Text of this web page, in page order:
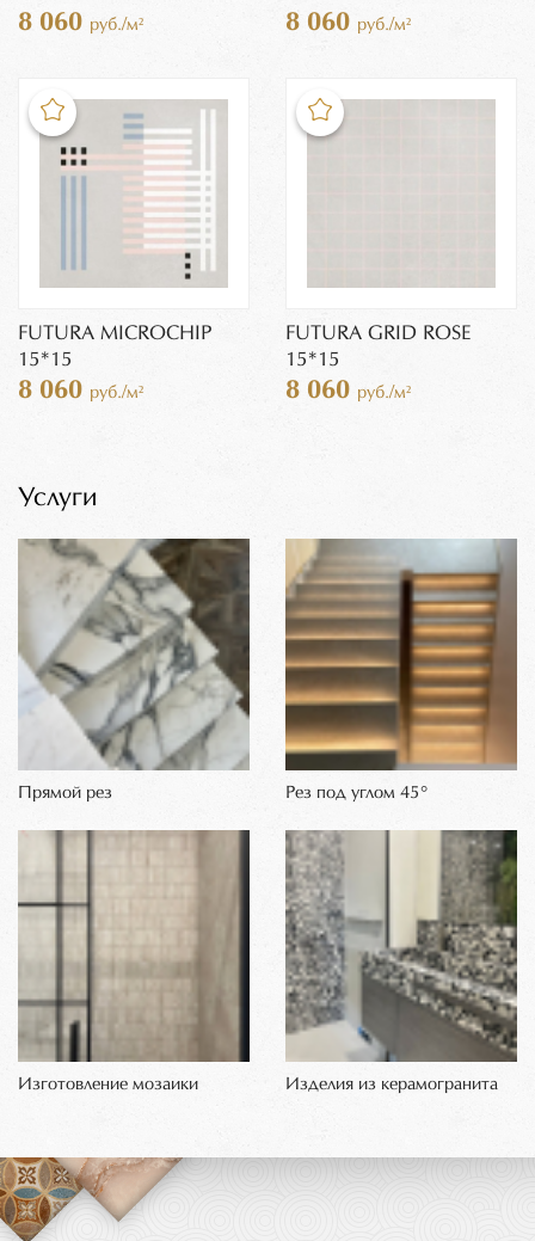
8 060 руб./м² 8 060 руб./м²
FUTURA MICROCHIP
15*15
8 060 руб./м²
FUTURA GRID ROSE
15*15
8 060 руб./м²
Услуги
Прямой рез Рез под углом 45°
Изготовление мозаики Изделия из керамогранита